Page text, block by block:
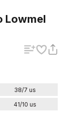
Lowmel
38/7 us
41/10 us